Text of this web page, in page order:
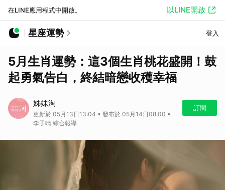
在LINE應用程式中開啟。 以LINE開啟
星座運勢 登入
5月生肖運勢：這3個生肖桃花盛開！鼓
起勇氣告白，終結暗戀收穫幸福
姊妹淘
更新於 05月13日13:04 • 發布於 05月14日08:00 •
李子晴 綜合報導
訂閱